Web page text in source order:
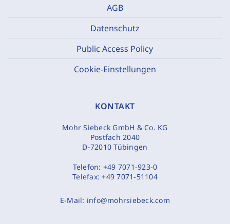
AGB
Datenschutz
Public Access Policy
Cookie-Einstellungen
KONTAKT
Mohr Siebeck GmbH & Co. KG
Postfach 2040
D-72010 Tübingen
Telefon: +49 7071-923-0
Telefax:+49 7071-51104
E-Mail: info@mohrsiebeck.com